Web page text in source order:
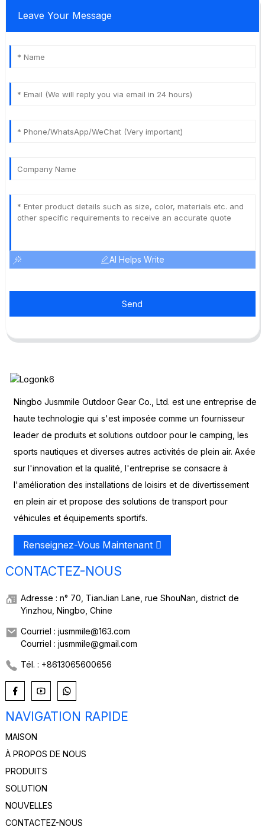
Leave Your Message
AI Helps Write
Send
Ningbo Jusmmile Outdoor Gear Co., Ltd. est une entreprise de
haute technologie qui s'est imposée comme un fournisseur
leader de produits et solutions outdoor pour le camping, les
sports nautiques et diverses autres activités de plein air. Axée
sur l'innovation et la qualité, l'entreprise se consacre à
l'amélioration des installations de loisirs et de divertissement
en plein air et propose des solutions de transport pour
véhicules et équipements sportifs.
Renseignez-Vous Maintenant
CONTACTEZ-NOUS
Adresse : n° 70, TianJian Lane, rue ShouNan, district de
Yinzhou, Ningbo, Chine
Courriel : jusmmile@163.com
Courriel : jusmmile@gmail.com
Tél. : +8613065600656
NAVIGATION RAPIDE
MAISON
À PROPOS DE NOUS
PRODUITS
SOLUTION
NOUVELLES
CONTACTEZ-NOUS